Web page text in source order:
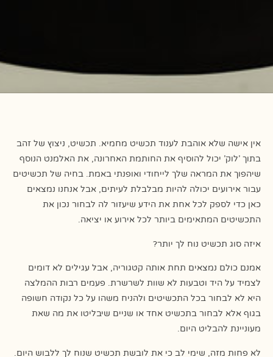
אין אישה שלא אוהבת לענוד תכשיט מחמיא. תכשיט, ניצוץ של זהב
בתוך 'לוק' יכול להוסיף את החותמת האחרונה, את האלמנט הנוסף
שיהפוך את המראה שלך לייחודי ואופנתי באמת. בחיה של תכשיטים
עבור אירועים יכולה להיות מבלבלת לעיתים, אבל אנחנו נמצאים
כאן כדי לספק לכל אחת את הידע שיעזור לה לבחור נכון את
התכשיטים המתאימים ביותר לכל אירוע או יציאה.
איזה סוג תכשיט נוח לך יותר?
אמנם כולם נמצאים תחת אותה קטגוריה, אבל עגילים לא דומים
לצמיד על היד וטבעות לא שוות לשרשרת. פעמים רבות ההמלצה
היא לא לבחור בכל התכשיטים ולהניח משהו על כל נקודה חשופה
בגוף אלא לבחור בתכשיט אחד או שניים שיבליטו את מה שאת
מעוניינת להבליט היום.
לא פחות מזה, שימי לב כי את לובשת תכשיט שנוח לך ללבוש היום.